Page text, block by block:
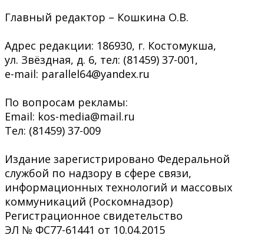
Главный редактор – Кошкина О.В.
Адрес редакции: 186930, г. Костомукша,
ул. Звёздная, д. 6, тел: (81459) 37-001,
e-mail: parallel64@yandex.ru
По вопросам рекламы:
Email: kos-media@mail.ru
Тел: (81459) 37-009
Издание зарегистрировано Федеральной
службой по надзору в сфере связи,
информационных технологий и массовых
коммуникаций (Роскомнадзор)
Регистрационное свидетельство
ЭЛ № ФС77-61441 от 10.04.2015